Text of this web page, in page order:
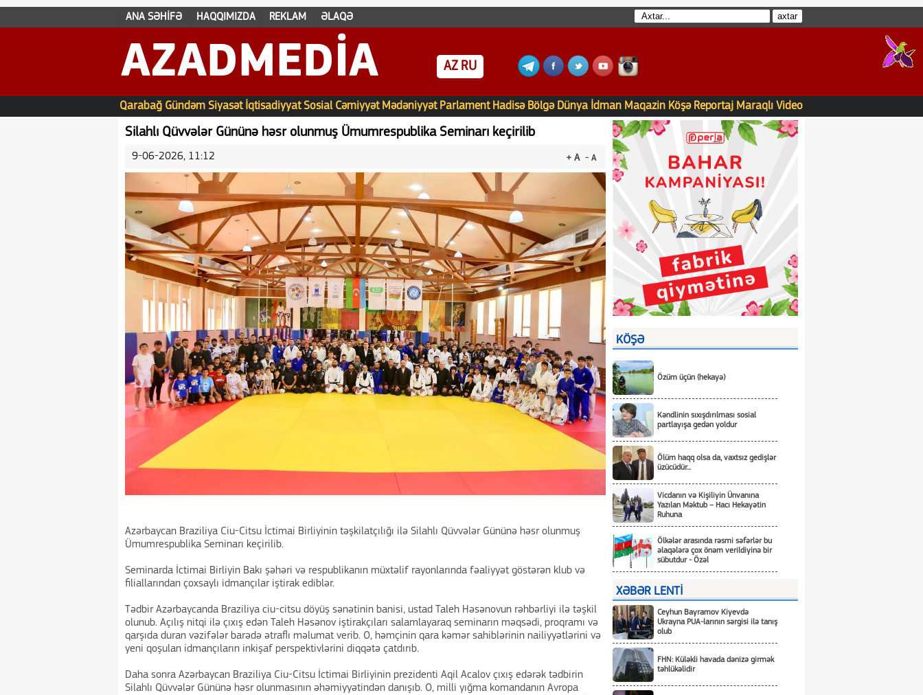
ANA SƏHİFƏ HAQQIMIZDA REKLAM ƏLAQƏ
AZADMEDIA AZ RU
Qarabağ Gündəm Siyasət İqtisadiyyat Sosial Cəmiyyət Mədəniyyət Parlament Hadisə Bölgə Dünya İdman Maqazin Köşə Reportaj Maraqlı Video
Silahlı Qüvvələr Gününə həsr olunmuş Ümumrespublika Seminarı keçirilib
+ A - A
9-06-2026, 11:12
Azərbaycan Braziliya Ciu-Citsu İctimai Birliyinin təşkilatçılığı ilə Silahlı Qüvvələr Gününə həsr olunmuş
Ümumrespublika Seminarı keçirilib.
Seminarda İctimai Birliyin Bakı şəhəri və respublikanın müxtəlif rayonlarında fəaliyyət göstərən klub və
filiallarından çoxsaylı idmançılar iştirak ediblər.
Tədbir Azərbaycanda Braziliya ciu-citsu döyüş sənətinin banisi, ustad Taleh Həsənovun rəhbərliyi ilə təşkil
olunub. Açılış nitqi ilə çıxış edən Taleh Həsənov iştirakçıları salamlayaraq seminarın məqsədi, proqramı və
qarşıda duran vəzifələr barədə ətraflı məlumat verib. O, həmçinin qara kəmər sahiblərinin nailiyyətlərini və
yeni qoşulan idmançıların inkişaf perspektivlərini diqqətə çatdırıb.
Daha sonra Azərbaycan Braziliya Ciu-Citsu İctimai Birliyinin prezidenti Aqil Acalov çıxış edərək tədbirin
Silahlı Qüvvələr Gününə həsr olunmasının əhəmiyyətindən danışıb. O, milli yığma komandanın Avropa
KÖŞƏ
Özüm üçün (hekayə)
Kəndlinin sıxışdırılması sosial
partlayışa gedən yoldur
Ölüm haqq olsa da, vaxtsız gedişlər
üzücüdür...
Vicdanın və Kişiliyin Ünvanına
Yazılan Məktub – Hacı Hekayətin
Ruhuna
Ölkələr arasında rəsmi səfərlər bu
əlaqələrə çox önəm verildiyinə bir
sübutdur - Özəl
XƏBƏR LENTİ
Ceyhun Bayramov Kiyevdə
Ukrayna PUA-larının sərgisi ilə tanış
olub
FHN: Küləkli havada dənizə girmək
təhlükəlidir